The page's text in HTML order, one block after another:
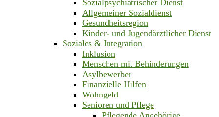
Sozialpsychiatrischer Dienst
Allgemeiner Sozialdienst
Gesundheitsregion
Kinder- und Jugendärztlicher Dienst
Soziales & Integration
Inklusion
Menschen mit Behinderungen
Asylbewerber
Finanzielle Hilfen
Wohngeld
Senioren und Pflege
Pflegende Angehörige